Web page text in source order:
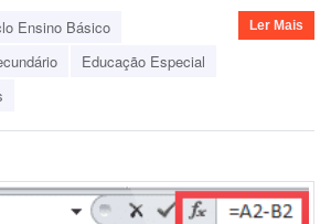
Ensino Básico
Educação Especial
Ler Mais